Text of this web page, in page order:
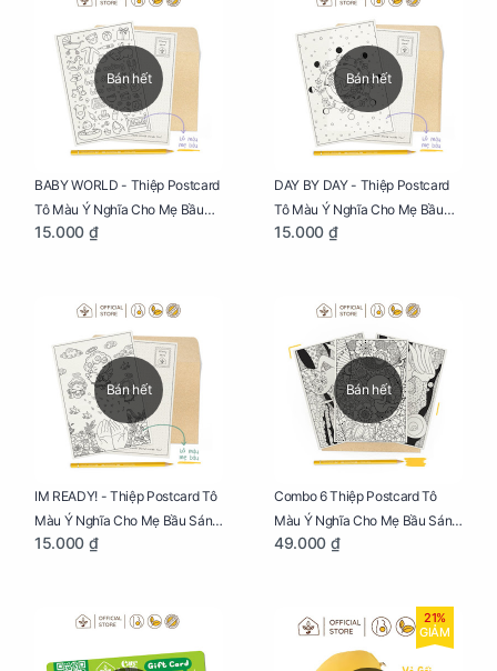
Bán hết
BABY WORLD - Thiệp Postcard
Tô Màu Ý Nghĩa Cho Mẹ Bầu
Sáng Tạo, Thư Giãn Và Hạnh
15.000 ₫
Bán hết
DAY BY DAY - Thiệp Postcard
Tô Màu Ý Nghĩa Cho Mẹ Bầu
Sáng Tạo, Thư Giãn Và Hạnh
15.000 ₫
Bán hết
IM READY! - Thiệp Postcard Tô
Màu Ý Nghĩa Cho Mẹ Bầu Sáng
Tạo, Thư Giãn Và Hạnh Phúc
15.000 ₫
Bán hết
Combo 6 Thiệp Postcard Tô
Màu Ý Nghĩa Cho Mẹ Bầu Sáng
Tạo, Thư Giãn Và Hạnh Phúc
49.000 ₫
21%
GIẢM